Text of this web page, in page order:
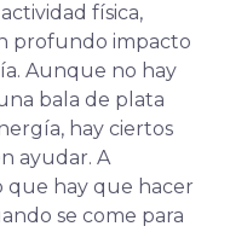
física,
profundo impacto
Aunque no hay
bala de plata
hay ciertos
ayudar. A
que hay que hacer
se come para